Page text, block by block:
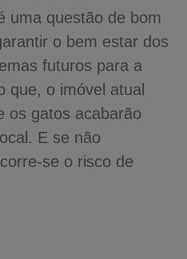
uma questão de bom
o bem estar dos
futuros para a
que, o imóvel atual
os gatos acabarão
E se não
se o risco de